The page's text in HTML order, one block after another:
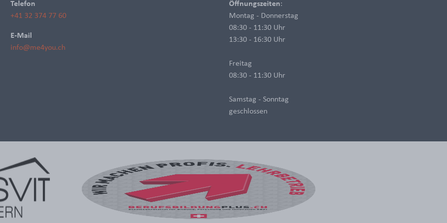
Telefon
+41 32 374 77 60
E-Mail
info@me4you.ch
Öffnungszeiten:
Montag - Donnerstag
08:30 - 11:30 Uhr
13:30 - 16:30 Uhr
Freitag
08:30 - 11:30 Uhr
Samstag - Sonntag
geschlossen